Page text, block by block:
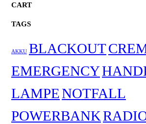
CART
TAGS
AKKU BLACKOUT
EMERGENCY
LAMPENOTFALL
POWERBANK